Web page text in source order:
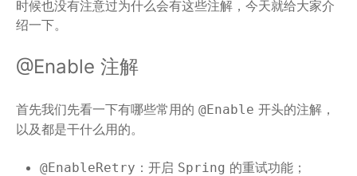
时候也没有注意过为什么会有这些注解，今天就给大家介
绍一下。
@Enable 注解
首先我们先看一下有哪些常用的 @Enable 开头的注解，
以及都是干什么用的。
@EnableRetry ：开启 Spring 的重试功能；